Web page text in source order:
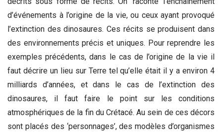
d’événements à l’origine de la vie, ou ceux ayant provoqué
l’extinction des dinosaures. Ces récits se produisent dans
des environnements précis et uniques. Pour reprendre les
exemples précédents, dans le cas de l’origine de la vie il
faut décrire un lieu sur Terre tel qu’elle était il y a environ 4
milliards d’années, et dans le cas de l’extinction des
dinosaures, il faut faire le point sur les conditions
atmosphériques de la fin du Crétacé. Au sein de ces décors
sont placés des ‘personnages’, des modèles d’organismes